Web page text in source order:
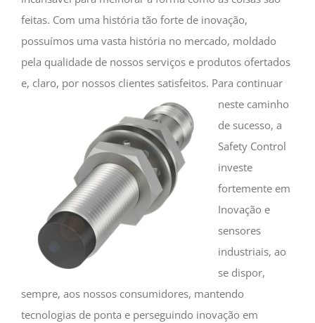
feitas. Com uma história tão forte de inovação,
possuímos uma vasta história no mercado, moldado
pela qualidade de nossos serviços e produtos ofertados
e, claro, por nossos clientes satisfeitos. Para continuar
neste caminho
de sucesso, a
Safety Control
investe
fortemente em
Inovação e
sensores
industriais, ao
se dispor,
sempre, aos nossos consumidores, mantendo
tecnologias de ponta e perseguindo inovação em